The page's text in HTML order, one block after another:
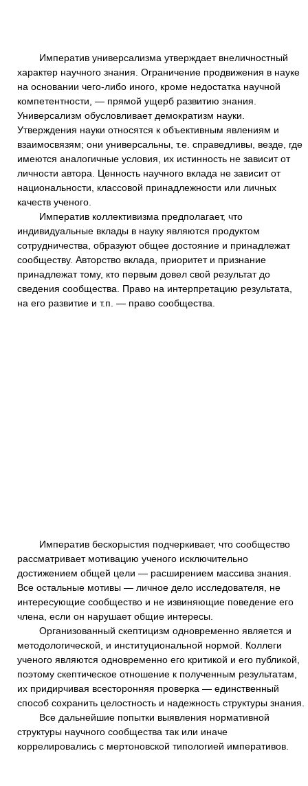
Императив универсализма утверждает внеличностный
характер научного знания. Ограничение продвижения в науке
на основании чего-либо иного, кроме недостатка научной
компетентности, — прямой ущерб развитию знания.
Универсализм обусловливает демократизм науки.
Утверждения науки относятся к объективным явлениям и
взаимосвязям; они универсальны, т.е. справедливы, везде, где
имеются аналогичные условия, их истинность не зависит от
личности автора. Ценность научного вклада не зависит от
национальности, классовой принадлежности или личных
качеств ученого.
Императив коллективизма предполагает, что
индивидуальные вклады в науку являются продуктом
сотрудничества, образуют общее достояние и принадлежат
сообществу. Авторство вклада, приоритет и признание
принадлежат тому, кто первым довел свой результат до
сведения сообщества. Право на интерпретацию результата,
на его развитие и т.п. — право сообщества.
Императив бескорыстия подчеркивает, что сообщество
рассматривает мотивацию ученого исключительно
достижением общей цели — расширением массива знания.
Все остальные мотивы — личное дело исследователя, не
интересующие сообщество и не извиняющие поведение его
члена, если он нарушает общие интересы.
Организованный скептицизм одновременно является и
методологической, и институциональной нормой. Коллеги
ученого являются одновременно его критикой и его публикой,
поэтому скептическое отношение к полученным результатам,
их придирчивая всесторонняя проверка — единственный
способ сохранить целостность и надежность структуры знания.
Все дальнейшие попытки выявления нормативной
структуры научного сообщества так или иначе
коррелировались с мертоновской типологией императивов.